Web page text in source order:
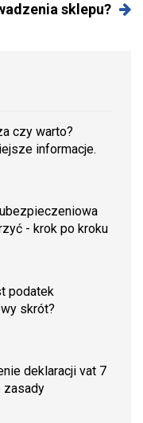
sklepu?
czy warto?
informacje.
- krok po kroku
podatek
skrót?
deklaracji vat 7
zasady